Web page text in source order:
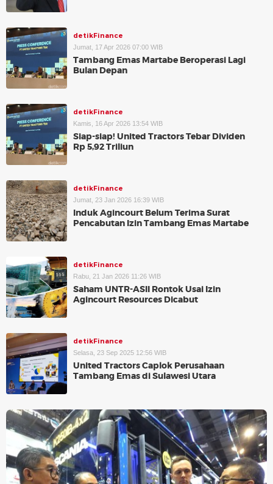
detikFinance
Jumat, 17 Apr 2026 07:00 WIB
Tambang Emas Martabe Beroperasi Lagi
Bulan Depan
detikFinance
Kamis, 16 Apr 2026 13:54 WIB
Siap-siap! United Tractors Tebar Dividen
Rp 5,92 Triliun
detikFinance
Jumat, 23 Jan 2026 16:39 WIB
Induk Agincourt Belum Terima Surat
Pencabutan Izin Tambang Emas Martabe
detikFinance
Rabu, 21 Jan 2026 11:26 WIB
Saham UNTR-ASII Rontok Usai Izin
Agincourt Resources Dicabut
detikFinance
Selasa, 23 Sep 2025 12:56 WIB
United Tractors Caplok Perusahaan
Tambang Emas di Sulawesi Utara